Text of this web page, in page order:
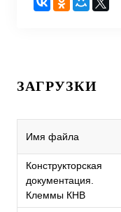
ЗАГРУЗКИ
Имя файла
Конструкторская
документация.
Клеммы КНВ